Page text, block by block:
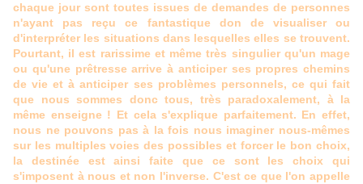
chaque jour sont toutes issues de demandes de personnes
n'ayant pas reçu ce fantastique don de visualiser ou
d'interpréter les situations dans lesquelles elles se trouvent.
Pourtant, il est rarissime et même très singulier qu'un mage
ou qu'une prêtresse arrive à anticiper ses propres chemins
de vie et à anticiper ses problèmes personnels, ce qui fait
que nous sommes donc tous, très paradoxalement, à la
même enseigne ! Et cela s'explique parfaitement. En effet,
nous ne pouvons pas à la fois nous imaginer nous-mêmes
sur les multiples voies des possibles et forcer le bon choix,
la destinée est ainsi faite que ce sont les choix qui
s'imposent à nous et non l'inverse. C'est ce que l'on appelle